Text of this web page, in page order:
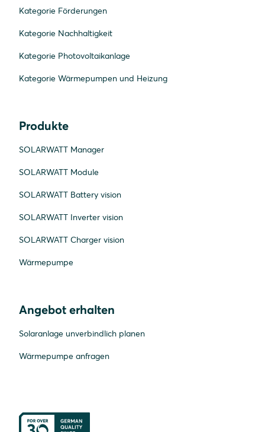
Kategorie Förderungen
Kategorie Nachhaltigkeit
Kategorie Photovoltaikanlage
Kategorie Wärmepumpen und Heizung
Produkte
SOLARWATT Manager
SOLARWATT Module
SOLARWATT Battery vision
SOLARWATT Inverter vision
SOLARWATT Charger vision
Wärmepumpe
Angebot erhalten
Solaranlage unverbindlich planen
Wärmepumpe anfragen